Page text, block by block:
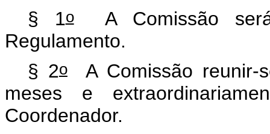
§ 1oA Comissão será
Regulamento.
§ 2oA Comissão reunir-
meses e
Coordenador.